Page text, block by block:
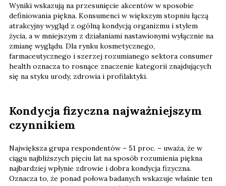
Wyniki wskazują na przesunięcie akcentów w sposobie
definiowania piękna. Konsumenci w większym stopniu łączą
atrakcyjny wygląd z ogólną kondycją organizmu i stylem
życia, a w mniejszym z działaniami nastawionymi wyłącznie na
zmianę wyglądu. Dla rynku kosmetycznego,
farmaceutycznego i szerzej rozumianego sektora consumer
health oznacza to rosnące znaczenie kategorii znajdujących
się na styku urody, zdrowia i profilaktyki.
Kondycja fizyczna najważniejszym
czynnikiem
Największa grupa respondentów – 51 proc. – uważa, że w
ciągu najbliższych pięciu lat na sposób rozumienia piękna
najbardziej wpłynie zdrowie i dobra kondycja fizyczna.
Oznacza to, że ponad połowa badanych wskazuje właśnie ten